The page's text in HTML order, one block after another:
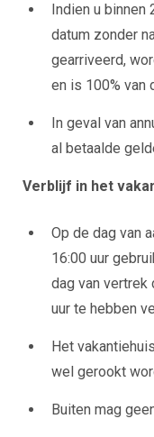
Indien u binnen
datum zonder
gearriveerd,
en is 100% van
In geval van
al betaalde
Verblijf in het
Op de dag van
16:00 uur
dag van vertrek
uur te hebben
Het
wel gerookt
Buiten mag